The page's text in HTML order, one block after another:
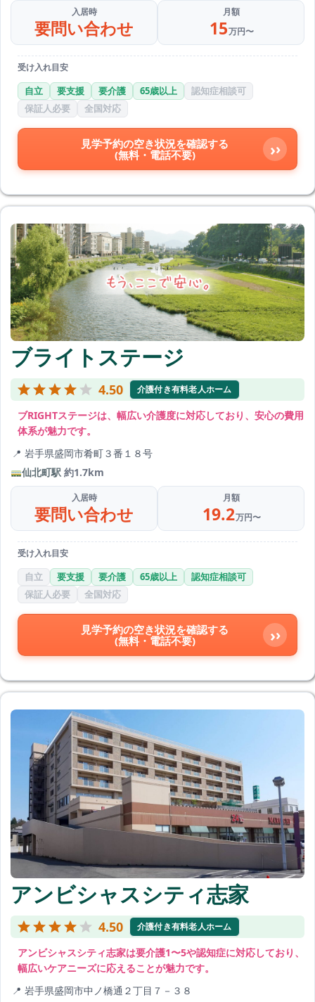
入居時
要問い合わせ
月額
15万円〜
受け入れ目安
自立 要支援 要介護 65歳以上
認知症相談可
保証人必要
全国対応
見学予約の空き状況を確認する
(無料・電話不要)
›
ブライトステージ
4.50 介護付き有料老人ホーム
ブRIGHTステージは、幅広い介護度に対応しており、安心の費用
体系が魅力です。
岩手県盛岡市肴町３番１８号
仙北町駅 約1.7km
入居時
要問い合わせ
月額
19.2万円〜
受け入れ目安
自立 要支援 要介護 65歳以上
認知症相談可
保証人必要
全国対応
見学予約の空き状況を確認する
(無料・電話不要)
›
アンビシャスシティ志家
4.50 介護付き有料老人ホーム
アンビシャスシティ志家は要介護1〜5や認知症に対応しており、
幅広いケアニーズに応えることが魅力です。
岩手県盛岡市中ノ橋通２丁目７－３８